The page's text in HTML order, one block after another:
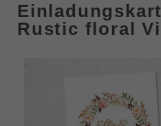
Rustic floral